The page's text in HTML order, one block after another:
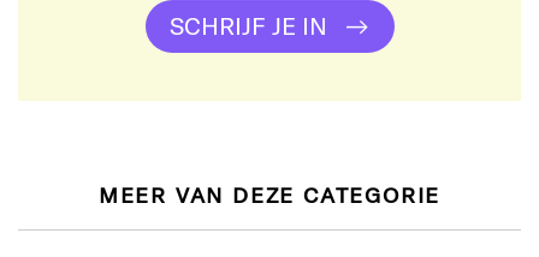
SCHRIJF JE IN
MEER VAN DEZE CATEGORIE